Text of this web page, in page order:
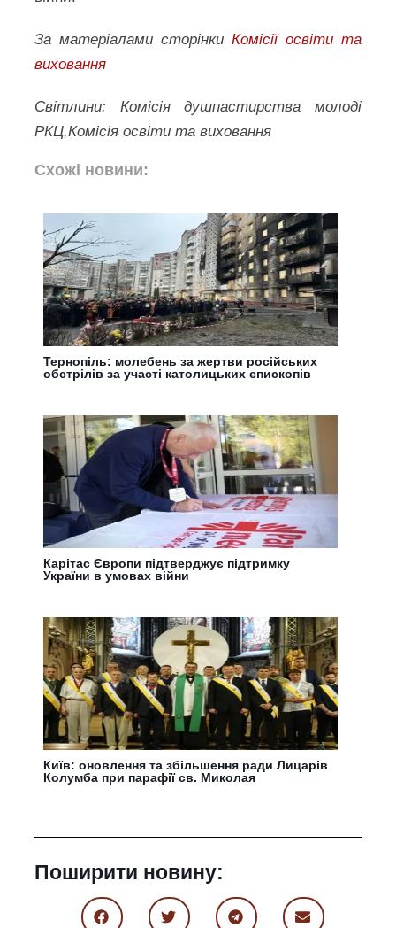
За матеріалами сторінки Комісії освіти та
виховання
Світлини: Комісія душпастирства молоді
РКЦ,Комісія освіти та виховання
Схожі новини:
Тернопіль: молебень за жертви російських
обстрілів за участі католицьких єпископів
Карітас Європи підтверджує підтримку
України в умовах війни
Київ: оновлення та збільшення ради Лицарів
Колумба при парафії св. Миколая
Поширити новину: